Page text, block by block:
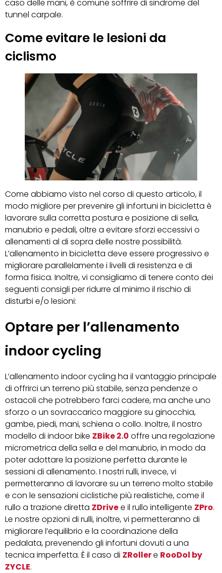
caso delle mani, è comune soffrire di sindrome del
tunnel carpale.
Come evitare le lesioni da
ciclismo
Come abbiamo visto nel corso di questo articolo, il
modo migliore per prevenire gli infortuni in bicicletta è
lavorare sulla corretta postura e posizione di sella,
manubrio e pedali, oltre a evitare sforzi eccessivi o
allenamenti al di sopra delle nostre possibilità.
L’allenamento in bicicletta deve essere progressivo e
migliorare parallelamente i livelli di resistenza e di
forma fisica. Inoltre, vi consigliamo di tenere conto dei
seguenti consigli per ridurre al minimo il rischio di
disturbi e/o lesioni:
Optare per l’allenamento
indoor cycling
L’allenamento indoor cycling ha il vantaggio principale
di offrirci un terreno più stabile, senza pendenze o
ostacoli che potrebbero farci cadere, ma anche uno
sforzo o un sovraccarico maggiore su ginocchia,
gambe, piedi, mani, schiena o collo. Inoltre, il nostro
modello di indoor bike ZBike 2.0 offre una regolazione
micrometrica della sella e del manubrio, in modo da
poter adottare la posizione perfetta durante le
sessioni di allenamento. I nostri rulli, invece, vi
permetteranno di lavorare su un terreno molto stabile
e con le sensazioni ciclistiche più realistiche, come il
rullo a trazione diretta ZDrivee il rullo intelligente ZPro.
Le nostre opzioni di rulli, inoltre, vi permetteranno di
migliorare l’equilibrio e la coordinazione della
pedalata, prevenendo gli infortuni dovuti a una
tecnica imperfetta. È il caso di ZRollere RooDol by
ZYCLE.